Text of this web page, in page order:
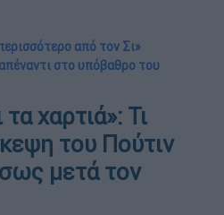
από τον Σι»
στο υπόβαθρο του
χαρτιά»: Τι
του Πούτιν
μετά τον